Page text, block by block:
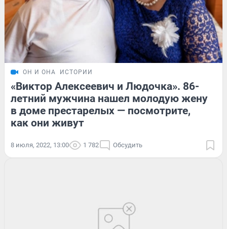
ОН И ОНА ИСТОРИИ
«Виктор Алексеевич и Людочка». 86-
летний мужчина нашел молодую жену
в доме престарелых — посмотрите,
как они живут
8 июля, 2022, 13:00 1 782 Обсудить